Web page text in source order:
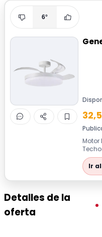
6°
Motor
Ir
Detalles de la
oferta